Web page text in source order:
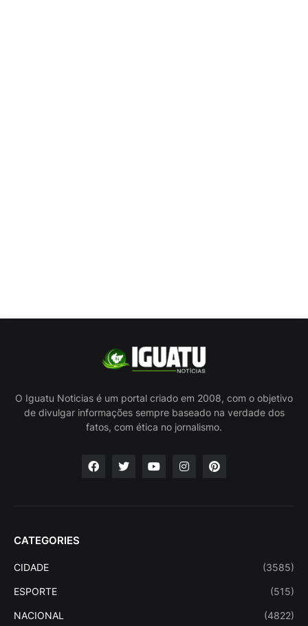
O Iguatu Noticias é um portal criado em 2008, com o objetivo
de divulgar informações sempre baseado na verdade dos
fatos, com ética no jornalismo.
CATEGORIES
CIDADE (3585)
ESPORTE (515)
NACIONAL (4822)